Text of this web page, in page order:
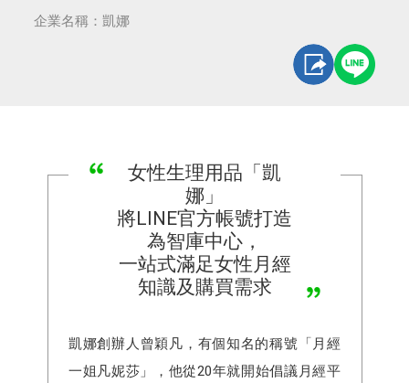
企業名稱：凱娜
女性生理用品「凱
娜」
將LINE官方帳號打造
為智庫中心，
一站式滿足女性月經
知識及購買需求
凱娜創辦人曾穎凡，有個知名的稱號「月經
一姐凡妮莎」，他從20年就開始倡議月經平